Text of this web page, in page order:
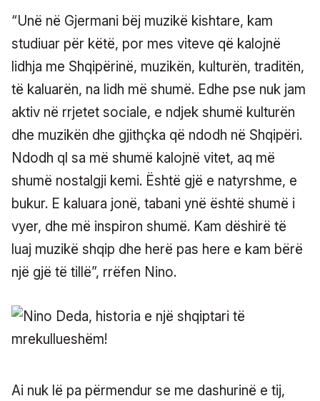
“Unë në Gjermani bëj muzikë kishtare, kam
studiuar për këtë, por mes viteve që kalojnë
lidhja me Shqipërinë, muzikën, kulturën, traditën,
të kaluarën, na lidh më shumë. Edhe pse nuk jam
aktiv në rrjetet sociale, e ndjek shumë kulturën
dhe muzikën dhe gjithçka që ndodh në Shqipëri.
Ndodh ql sa më shumë kalojnë vitet, aq më
shumë nostalgji kemi. Është gjë e natyrshme, e
bukur. E kaluara jonë, tabani ynë është shumë i
vyer, dhe më inspiron shumë. Kam dëshirë të
luaj muzikë shqip dhe herë pas here e kam bërë
një gjë të tillë”, rrëfen Nino.
Ai nuk lë pa përmendur se me dashurinë e tij,